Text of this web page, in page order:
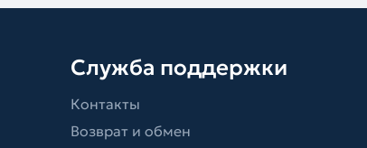
Служба поддержки
Контакты
Возврат и обмен